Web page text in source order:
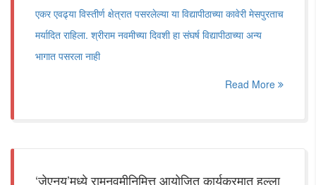
एकर एवढ्या विस्तीर्ण क्षेत्रात पसरलेल्या या विद्यापीठाच्या कावेरी मेसपुरताच
मर्यादित राहिला. श्रीराम नवमीच्या दिवशी हा संघर्ष विद्यापीठाच्या अन्य
भागात पसरला नाही
Read More
‘जेएनयु’मध्ये रामनवमीनिमित्त आयोजित कार्यक्रमात हल्ला